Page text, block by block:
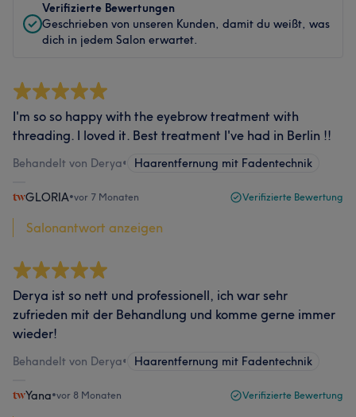
Verifizierte Bewertungen
Geschrieben von unseren Kunden, damit du weißt, was
dich in jedem Salon erwartet.
I'm so so happy with the eyebrow treatment with
threading. I loved it. Best treatment I've had in Berlin !!
Behandelt von Derya• Haarentfernung mit Fadentechnik
GLORIA•vor 7 Monaten Verifizierte Bewertung
Salonantwort anzeigen
Derya ist so nett und professionell, ich war sehr
zufrieden mit der Behandlung und komme gerne immer
wieder!
Behandelt von Derya• Haarentfernung mit Fadentechnik
Yana•vor 8 Monaten Verifizierte Bewertung